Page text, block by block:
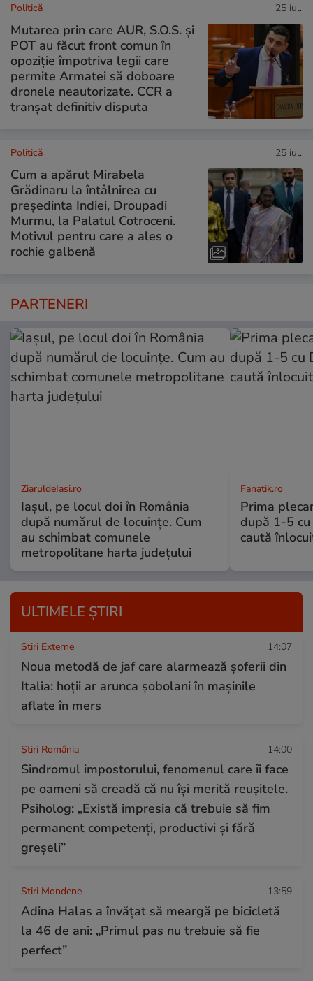
Politică 25 iul.
Mutarea prin care AUR, S.O.S. și
POT au făcut front comun în
opoziție împotriva legii care
permite Armatei să doboare
dronele neautorizate. CCR a
tranșat definitiv disputa
Politică 25 iul.
Cum a apărut Mirabela
Grădinaru la întâlnirea cu
președinta Indiei, Droupadi
Murmu, la Palatul Cotroceni.
Motivul pentru care a ales o
rochie galbenă
PARTENERI
ZiaruldeIasi.ro
Iașul, pe locul doi în România
după numărul de locuințe. Cum
au schimbat comunele
metropolitane harta județului
Fanatik.ro
Prima
după 1-5
caută
ULTIMELE ȘTIRI
Știri Externe 14:07
Noua metodă de jaf care alarmează șoferii din
Italia: hoții ar arunca șobolani în mașinile
aflate în mers
Știri România 14:00
Sindromul impostorului, fenomenul care îi face
pe oameni să creadă că nu își merită reușitele.
Psiholog: „Există impresia că trebuie să fim
permanent competenți, productivi și fără
greșeli”
Stiri Mondene 13:59
Adina Halas a învățat să meargă pe bicicletă
la 46 de ani: „Primul pas nu trebuie să fie
perfect”